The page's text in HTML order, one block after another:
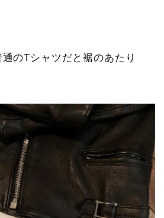
のTシャツだと裾のあたり